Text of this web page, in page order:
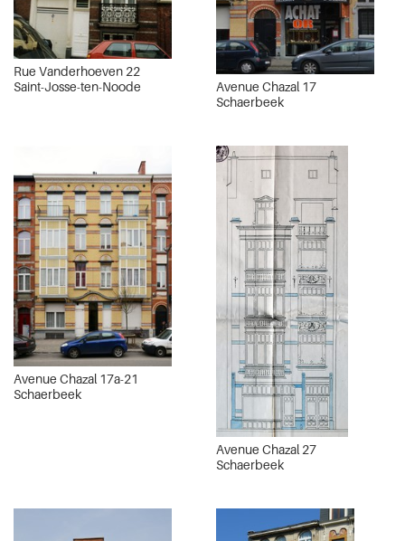
Rue Vanderhoeven 22
Saint-Josse-ten-Noode
Avenue Chazal 17
Schaerbeek
Avenue Chazal 17a-21
Schaerbeek
Avenue Chazal 27
Schaerbeek